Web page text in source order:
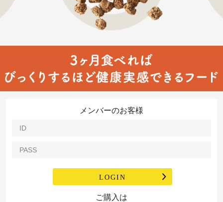
SUPPLEMENT
INFORMATION
VOICE
CONTACT
メンバーのお客様
LOGIN
ご購入は